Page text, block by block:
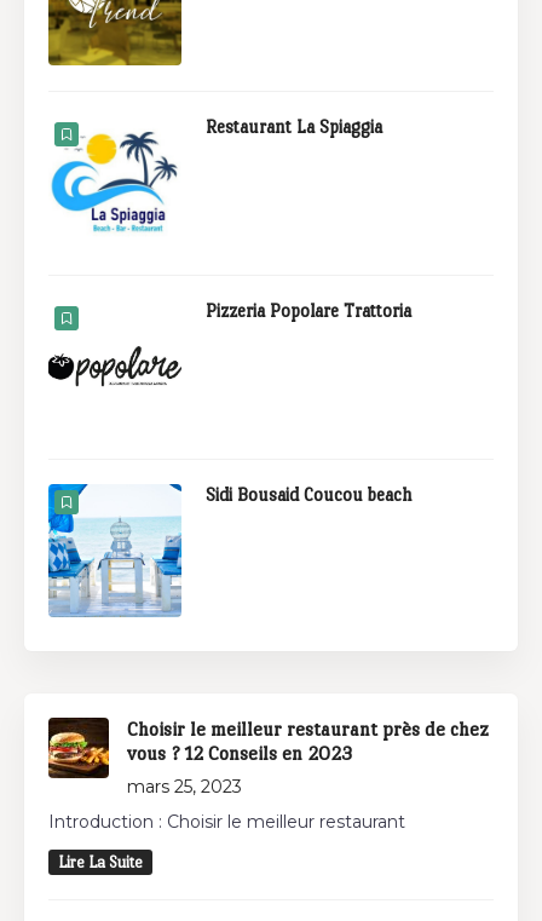
Restaurant La Spiaggia
Pizzeria Popolare Trattoria
Sidi Bousaid Coucou beach
Choisir le meilleur restaurant près de chez
vous ? 12 Conseils en 2023
mars 25, 2023
Introduction : Choisir le meilleur restaurant
Lire La Suite